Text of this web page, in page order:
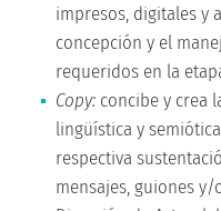
impresos, digitales y
concepción y el
requeridos en la
Copy: concibe y crea
lingüística y
respectiva
mensajes, guiones